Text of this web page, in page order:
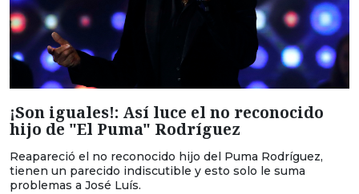
¡Son iguales!: Así luce el no reconocido
hijo de "El Puma" Rodríguez
Reapareció el no reconocido hijo del Puma Rodríguez,
tienen un parecido indiscutible y esto solo le suma
problemas a José Luís.